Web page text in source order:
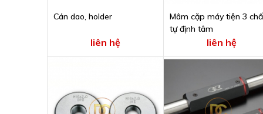
Cán dao, holder
liên hệ
Mâm cặp máy tiện 3
tự định tâm
liên hệ